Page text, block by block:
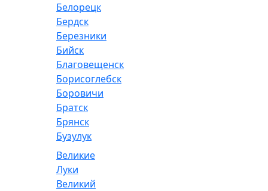
Белорецк
Бердск
Березники
Бийск
Благовещенск
Борисоглебск
Боровичи
Братск
Брянск
Бузулук
Великие
Луки
Великий